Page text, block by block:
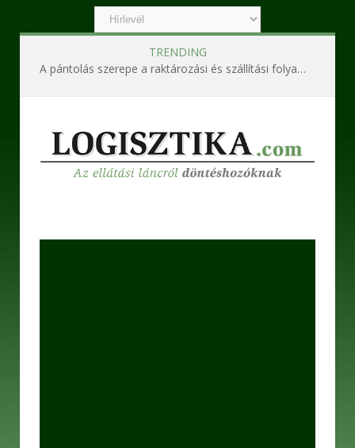
TRENDING
A pántolás szerepe a raktározási és szállítási folyamatokban